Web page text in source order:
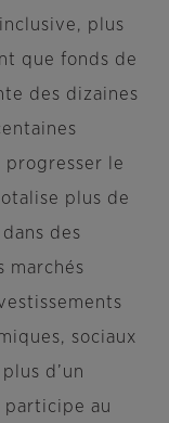
plus
que fonds de
des dizaines
progresser le
plus de
des
marchés
sociaux
d’un
participe au